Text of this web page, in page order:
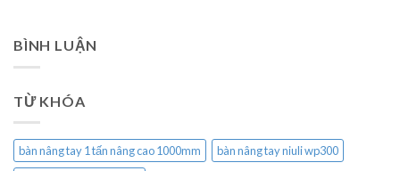
BÌNH LUẬN
TỪ KHÓA
bàn nâng tay 1 tấn nâng cao 1000mm
bàn nâng tay niuli wp300